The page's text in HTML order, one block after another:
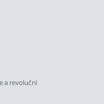
a revoluční